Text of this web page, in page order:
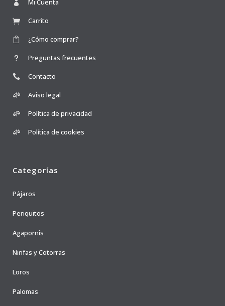
Mi Cuenta
Carrito
¿Cómo comprar?
Preguntas frecuentes
Contacto
Aviso legal
Política de privacidad
Política de cookies
Categorías
Pájaros
Periquitos
Agapornis
Ninfas y Cotorras
Loros
Palomas